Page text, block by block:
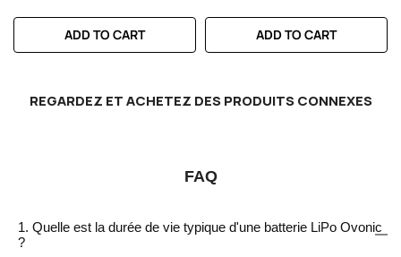
ADD TO CART ADD TO CART
REGARDEZ ET ACHETEZ DES PRODUITS CONNEXES
FAQ
1. Quelle est la durée de vie typique d'une batterie LiPo Ovonic
?